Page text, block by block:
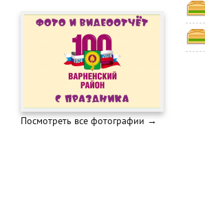
Посмотреть все фотографии →